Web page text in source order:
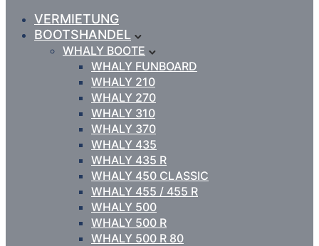
VERMIETUNG
BOOTSHANDEL
WHALY BOOTE
WHALY FUNBOARD
WHALY 210
WHALY 270
WHALY 310
WHALY 370
WHALY 435
WHALY 435 R
WHALY 450 CLASSIC
WHALY 455 / 455 R
WHALY 500
WHALY 500 R
WHALY 500 R 80